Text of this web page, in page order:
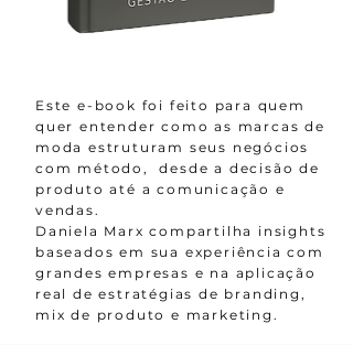
Este e-book foi feito para quem
quer entender como as marcas de
moda estruturam seus negócios
com método, desde a decisão de
produto até a comunicação e
vendas.
Daniela Marx compartilha insights
baseados em sua experiência com
grandes empresas e na aplicação
real de estratégias de branding,
mix de produto e marketing.